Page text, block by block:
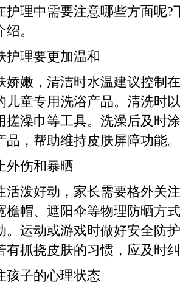
护理中需要注意哪些方面呢?
。
理要更加温和
嫩，清洁时水温建议控制
儿童专用洗浴产品。清洗时
搓澡巾等工具。洗澡后及时
品，帮助维持皮肤屏障功能。
伤和暴晒
泼好动，家长需要格外关注
檐帽、遮阳伞等物理防晒方
。运动或游戏时做好安全防
有抓挠皮肤的习惯，应及时
子的心理状态